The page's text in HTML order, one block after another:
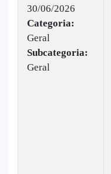
30/06/2026
Categoria:
Geral
Subcategoria:
Geral